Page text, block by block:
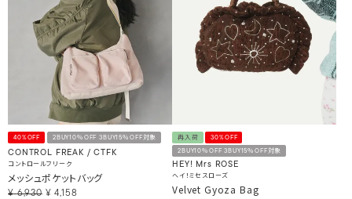
40%OFF 2BUY10％OFF 3BUY15％OFF対象
CONTROL FREAK / CTFK
コントロールフリーク
メッシュポケットバッグ
¥ 6,930 ¥ 4,158
再入荷 30%OFF
2BUY10％OFF 3BUY15％OFF対象
HEY! Mrs ROSE
ヘイ！ミセスローズ
Velvet Gyoza Bag